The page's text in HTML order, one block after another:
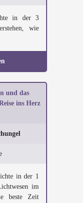
in der 3
wie
und das
ins Herz
in der 1
im
beste Zeit